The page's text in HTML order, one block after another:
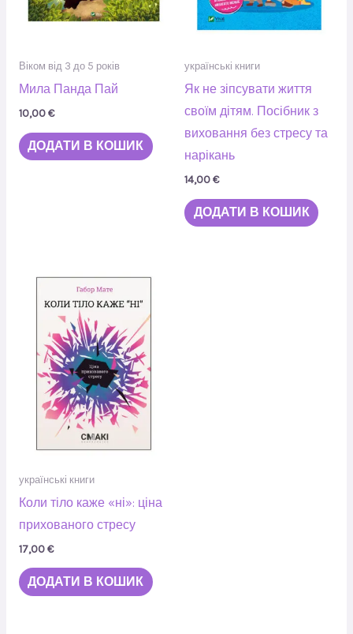
Віком від 3 до 5 років
Мила Панда Пай
10,00€
ДОДАТИ В КОШИК
українські книги
Як не зіпсувати життя
своїм дітям. Посібник з
виховання без стресу та
нарікань
14,00€
ДОДАТИ В КОШИК
українські книги
Коли тіло каже «ні»: ціна
прихованого стресу
17,00€
ДОДАТИ В КОШИК